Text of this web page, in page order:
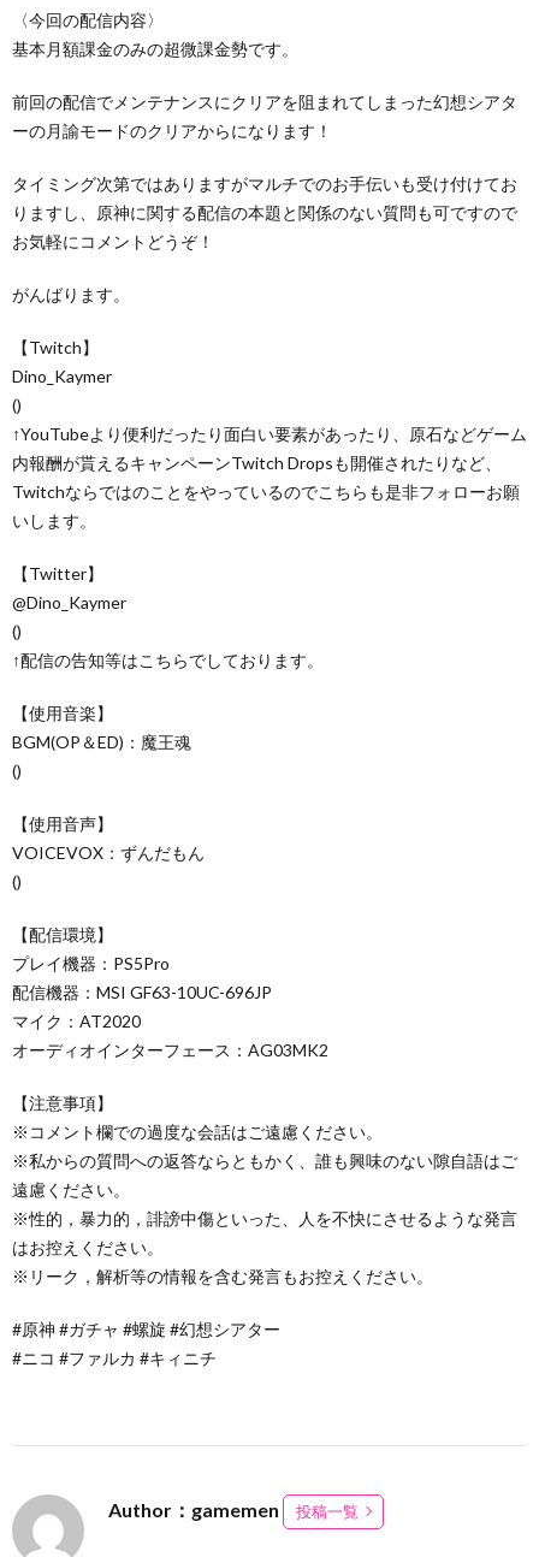
〈今回の配信内容〉
基本月額課金のみの超微課金勢です。
前回の配信でメンテナンスにクリアを阻まれてしまった幻想シアタ
ーの月諭モードのクリアからになります！
タイミング次第ではありますがマルチでのお手伝いも受け付けてお
りますし、原神に関する配信の本題と関係のない質問も可ですので
お気軽にコメントどうぞ！
がんばります。
【Twitch】
Dino_Kaymer
()
↑YouTubeより便利だったり面白い要素があったり、原石などゲーム
内報酬が貰えるキャンペーンTwitch Dropsも開催されたりなど、
Twitchならではのことをやっているのでこちらも是非フォローお願
いします。
【Twitter】
@Dino_Kaymer
()
↑配信の告知等はこちらでしております。
【使用音楽】
BGM(OP＆ED)：魔王魂
()
【使用音声】
VOICEVOX：ずんだもん
()
【配信環境】
プレイ機器：PS5Pro
配信機器：MSI GF63-10UC-696JP
マイク：AT2020
オーディオインターフェース：AG03MK2
【注意事項】
※コメント欄での過度な会話はご遠慮ください。
※私からの質問への返答ならともかく、誰も興味のない隙自語はご
遠慮ください。
※性的，暴力的，誹謗中傷といった、人を不快にさせるような発言
はお控えください。
※リーク，解析等の情報を含む発言もお控えください。
#原神 #ガチャ #螺旋 #幻想シアター
#ニコ #ファルカ #キィニチ
Author：gamemen 投稿一覧